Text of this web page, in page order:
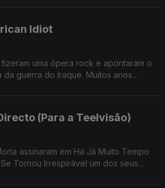
Idiot
uma ópera rock e apontaram o
da guerra do Iraque. Muitos anos
(Para a Teelvisão)
assinaram em Há Já Muito Tempo
Tornou Irrespirável um dos seus